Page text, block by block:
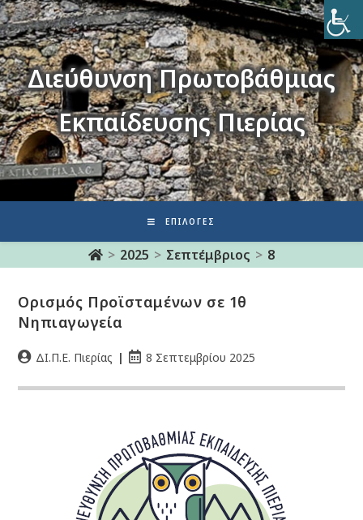
Διεύθυνση Πρωτοβάθμιας
Εκπαίδευσης Πιερίας
ΕΠΙΛΟΓΈΣ
> 2025 > Σεπτέμβριος > 8
Ορισμός Προϊσταμένων σε 1θ
Νηπιαγωγεία
ΔΙ.Π.Ε. Πιερίας 8 Σεπτεμβρίου 2025